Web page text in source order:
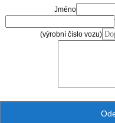
Jméno
(výrobní číslo vozu)